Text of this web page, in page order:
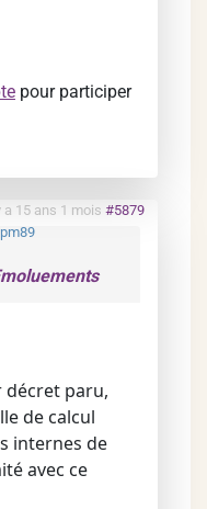
pour participer
a 15 ans 1 mois #5879
décret paru,
de calcul
internes de
avec ce